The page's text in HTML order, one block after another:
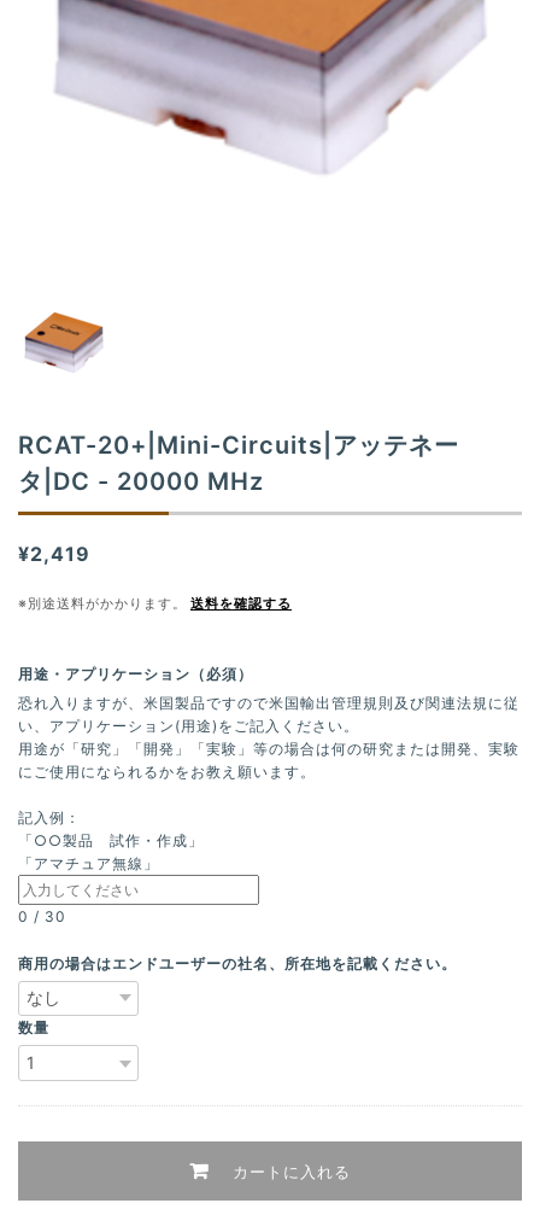
i
o
RCAT-20+|Mini-Circuits|アッテネー
タ|DC - 20000 MHz
¥2,419
※別途送料がかかります。 送料を確認する
用途・アプリケーション（必須）
恐れ入りますが、米国製品ですので米国輸出管理規則及び関連法規に従
い、アプリケーション(用途)をご記入ください。
用途が「研究」「開発」「実験」等の場合は何の研究または開発、実験
にご使用になられるかをお教え願います。
記入例：
「○○製品 試作・作成」
「アマチュア無線」
0 / 30
商用の場合はエンドユーザーの社名、所在地を記載ください。
数量
カートに入れる